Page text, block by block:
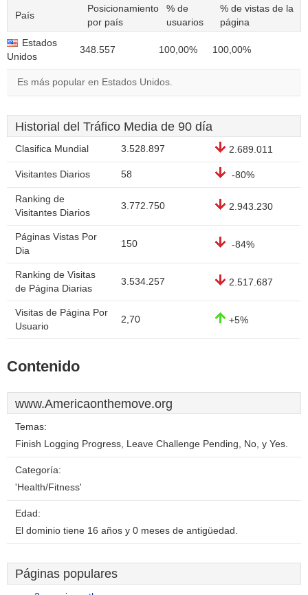
País
Posicionamiento
por país
% de
usuarios
% de vistas de la
página
Estados
Unidos
348.557 100,00% 100,00%
Es más popular en Estados Unidos.
Historial del Tráfico Media de 90 día
Clasifica Mundial 3.528.897 2.689.011
Visitantes Diarios 58 -80%
Ranking de
Visitantes Diarios
3.772.750 2.943.230
Páginas Vistas Por
Dia
150 -84%
Ranking de Visitas
de Página Diarias
3.534.257 2.517.687
Visitas de Página Por
Usuario
2,70 +5%
Contenido
www.Americaonthemove.org
Temas:
Finish Logging Progress, Leave Challenge Pending, No, y Yes.
Categoría:
'Health/Fitness'
Edad:
El dominio tiene 16 años y 0 meses de antigüedad.
Páginas populares